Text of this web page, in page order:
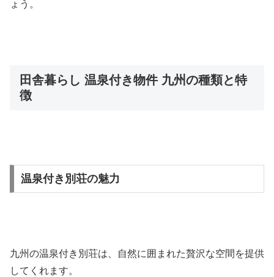
ょう。
田舎暮らし 温泉付き物件 九州の種類と特
徴
温泉付き別荘の魅力
九州の温泉付き別荘は、自然に囲まれた贅沢な空間を提供
してくれます。